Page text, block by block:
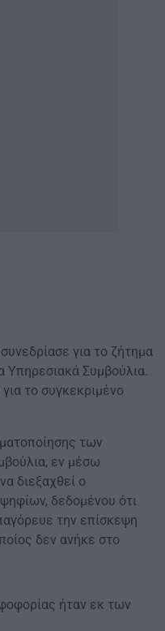
για το ζήτημα
Συμβούλια.
το συγκεκριμένο
των
εν μέσω
διεξαχθεί ο
δεδομένου ότι
την επίσκεψη
δεν ανήκε στο
ήταν εκ των